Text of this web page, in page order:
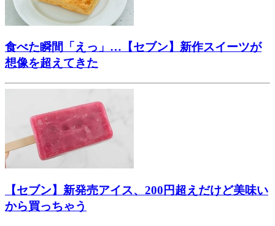
食べた瞬間「えっ」…【セブン】新作スイーツが
想像を超えてきた
【セブン】新発売アイス、200円超えだけど美味い
から買っちゃう